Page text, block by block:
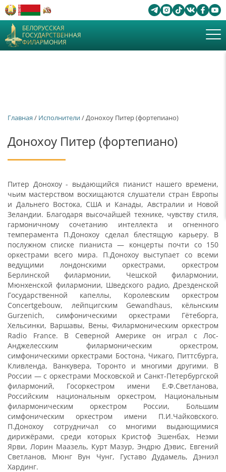
БЕЛОРУССКАЯ
ГОСУДАРСТВЕННАЯ
ФИЛАРМОНИЯ
Главная / Исполнители/ Донохоу Питер (фортепиано)
Донохоу Питер (фортепиано)
Питер Донохоу - выдающийся пианист нашего времени,
чьим мастерством восхищаются слушатели стран Европы
и Дальнего Востока, США и Канады, Австралии и Новой
Зеландии. Благодаря высочайшей технике, чувству стиля,
гармоничному сочетанию интеллекта и огненного
темперамента П.Донохоу сделал блестящую карьеру. В
послужном списке пианиста — концерты почти со 150
оркестрами всего мира. П.Донохоу выступает со всеми
ведущими лондонскими оркестрами, оркестром
Берлинской филармонии, Чешской филармонии,
Мюнхенской филармонии, Шведского радио, Дрезденской
Государственной капеллы, Королевским оркестром
Concertgebouw, лейпцигским Gewandhaus, кёльнским
Gurzenich, симфоническими оркестрами Гётеборга,
Хельсинки, Варшавы, Вены, Филармоническим оркестром
Radio France. В Северной Америке он играл с Лос-
Анджелесским филармоническим оркестром,
симфоническими оркестрами Бостона, Чикаго, Питтсбурга,
Кливленда, Ванкувера, Торонто и многими другими. В
России — с оркестрами Московской и Санкт-Петербургской
филармоний, Госоркестром имени Е.Ф.Светланова,
Российским национальным оркестром, Национальным
филармоническим оркестром России, Большим
симфоническим оркестром имени П.И.Чайковского.
П.Донохоу сотрудничал со многими выдающимися
дирижёрами, среди которых Кристоф Эшенбах, Неэми
Ярви, Лорин Маазель, Курт Мазур, Эндрю Дэвис, Евгений
Светланов, Мюнг Вун Чунг, Густаво Дудамель, Дэниэл
Хардинг.